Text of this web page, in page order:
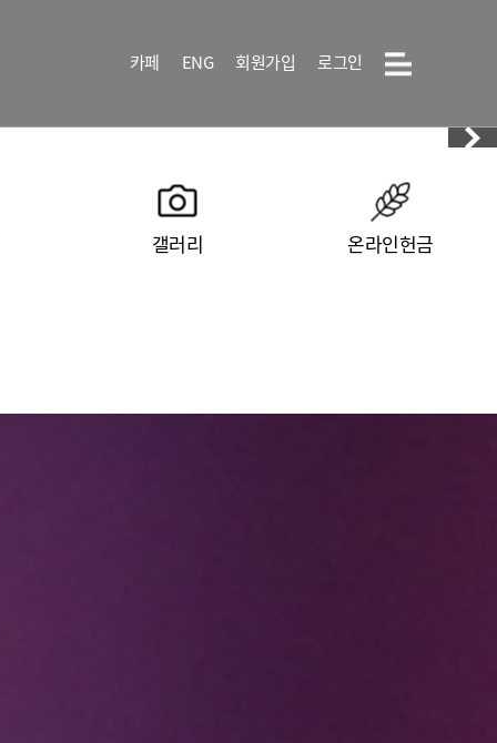
카페 ENG 회원가입 로그인
갤러리 온라인헌금